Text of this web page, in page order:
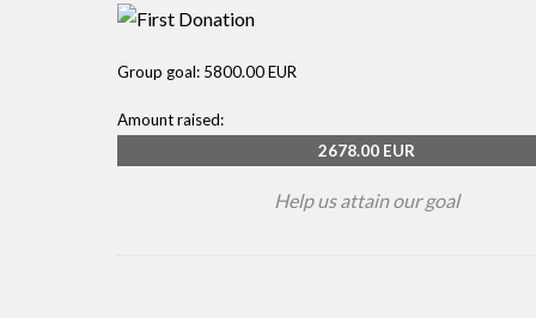
Group goal: 5800.00 EUR
Amount raised:
2678.00 EUR
Help us attain our goal